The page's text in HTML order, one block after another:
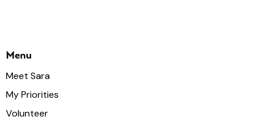
Menu
Meet Sara
My Priorities
Volunteer